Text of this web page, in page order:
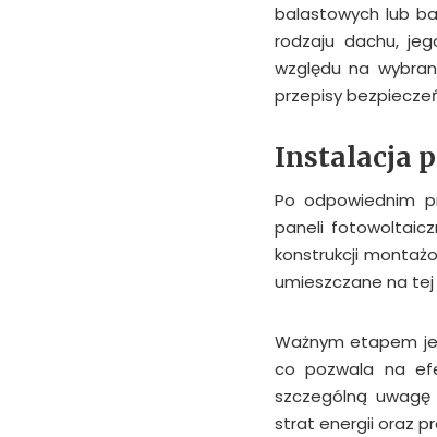
balastowych lub
rodzaju dachu,
względu na
przepisy
Instalacja
Po odpowiednim
paneli
konstrukcji
umieszczane na
Ważnym etapem
co pozwala na
szczególną
strat energii oraz